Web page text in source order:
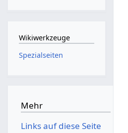
Wikiwerkzeuge
Spezialseiten
Mehr
Links auf diese Seite